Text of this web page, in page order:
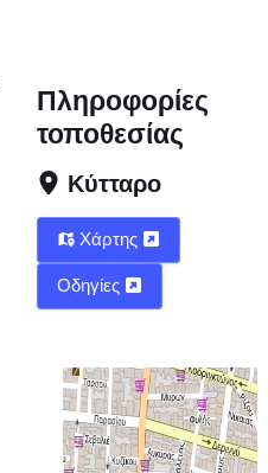
Πληροφορίες
τοποθεσίας
Κύτταρο
Χάρτης
Οδηγίες